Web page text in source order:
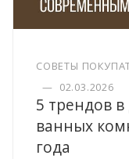
СОВЕТЫ
— 02.03.2026
5 трендов
ванных
года